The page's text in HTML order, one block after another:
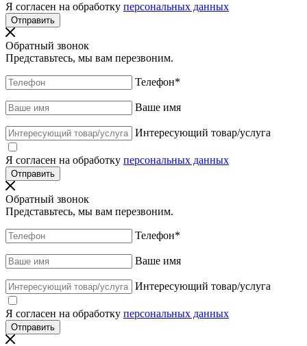
Я согласен на обработку персональных данных
Обратный звонок
Представьтесь, мы вам перезвоним.
Телефон*
Ваше имя
Интересующий товар/услуга
Я согласен на обработку персональных данных
Обратный звонок
Представьтесь, мы вам перезвоним.
Телефон*
Ваше имя
Интересующий товар/услуга
Я согласен на обработку персональных данных